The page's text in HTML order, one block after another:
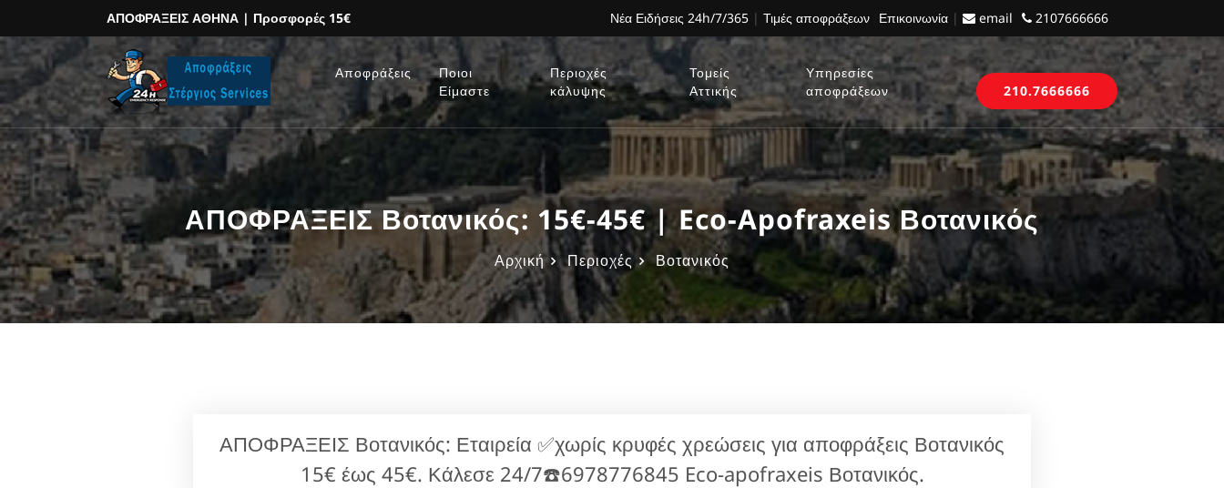
ΑΠΟΦΡΑΞΕΙΣ ΑΘΗΝΑ | Προσφορές 15€ Νέα Ειδήσεις 24h/7/365 | Τιμές αποφράξεων Επικοινωνία | email 2107666666
Αποφράξεις
Ποιοι
Είμαστε
Περιοχές
κάλυψης
Τομείς
Αττικής
Υπηρεσίες
αποφράξεων
210.7666666
ΑΠΟΦΡΑΞΕΙΣ Βοτανικός: 15€-45€ | Eco-Apofraxeis Βοτανικός
Αρχική Περιοχές Βοτανικός
ΑΠΟΦΡΑΞΕΙΣ Βοτανικός: Εταιρεία ✅χωρίς κρυφές χρεώσεις για αποφράξεις Βοτανικός
15€ έως 45€. Κάλεσε 24/7☎️6978776845 Eco-apofraxeis Βοτανικός.